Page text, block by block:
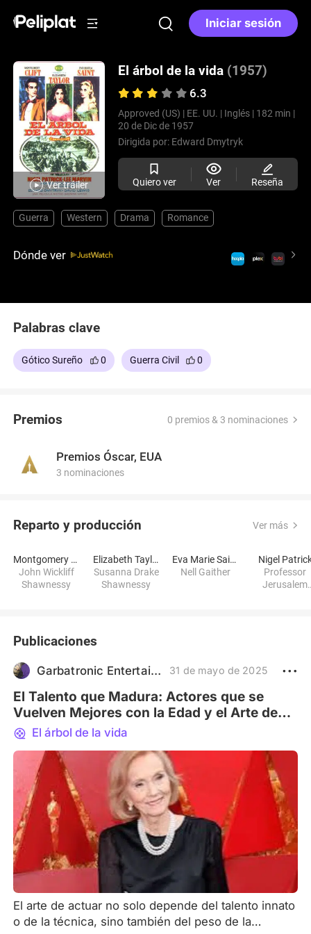
Iniciar sesión
Ver tráiler
El árbol de la vida (1957)
6.3
Approved (US) | EE. UU. | Inglés | 182 min |
20 de Dic de 1957
Dirigida por: Edward Dmytryk
Quiero ver Ver Reseña
Guerra Western Drama Romance
Dónde ver
Palabras clave
Gótico Sureño 0 Guerra Civil 0
Premios 0 premios & 3 nominaciones
Premios Óscar, EUA
3 nominaciones
Reparto y producción Ver más
Montgomery Clift
John Wickliff
Shawnessy
Elizabeth Taylor
Susanna Drake
Shawnessy
Eva Marie Saint
Nell Gaither
Nigel
Professor
Jerusalem
Publicaciones
Garbatronic Entertainment Film 31 de mayo de 2025
El Talento que Madura: Actores que se
Vuelven Mejores con la Edad y el Arte de
Interpretar con Experiencia
El árbol de la vida
El arte de actuar no solo depende del talento innato
o de la técnica, sino también del peso de la